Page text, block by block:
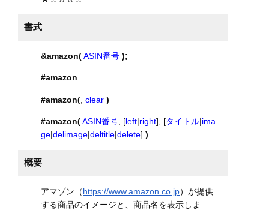
書式
&amazon( ASIN番号 );
#amazon
#amazon( ,clear )
#amazon( ASIN番号 , [left|right], [タイトル|ima
ge|delimage|deltitle|delete])
概要
アマゾン（https://www.amazon.co.jp）が提供
する商品のイメージと、商品名を表示しま